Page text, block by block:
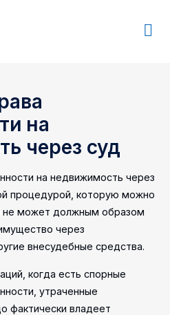
на
через суд
на недвижимость через
процедурой, которую можно
не может должным образом
через
внесудебные средства.
когда есть спорные
утраченные
фактически владеет